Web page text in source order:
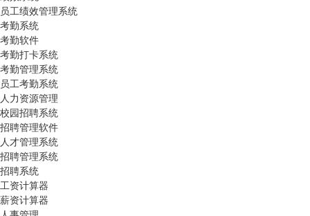
员工绩效管理系统
考勤系统
考勤软件
考勤打卡系统
考勤管理系统
员工考勤系统
人力资源管理
校园招聘系统
招聘管理软件
人才管理系统
招聘管理系统
招聘系统
工资计算器
薪资计算器